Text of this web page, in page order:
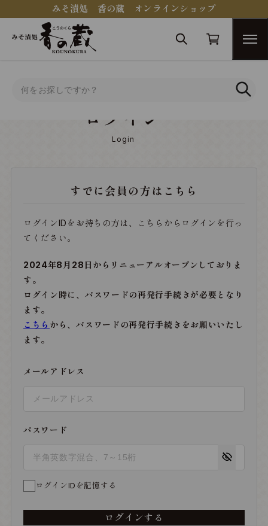
みそ漬処 香の蔵 オンラインショップ
ログイン
Login
すでに会員の方はこちら
ログインIDをお持ちの方は、こちらからログインを行っ
てください。
2024年8月28日からリニューアルオープンしておりま
す。
ログイン時に、パスワードの再発行手続きが必要となり
ます。
こちら から、パスワードの再発行手続きをお願いいたし
ます。
メールアドレス
パスワード
ログインIDを記憶する
ログインする